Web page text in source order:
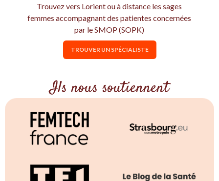
Trouvez vers Lorient ou à distance les sages
femmes accompagnant des patientes concernées
par le SMOP (SOPK)
TROUVER UN SPÉCIALISTE
Ils nous soutiennent